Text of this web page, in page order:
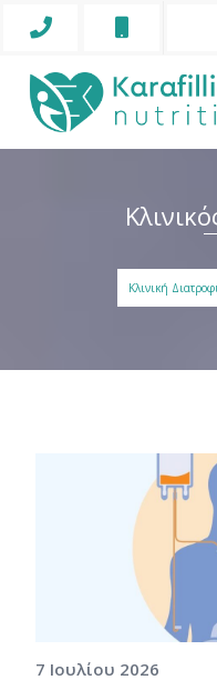
Phone
Κλινική
7 Ιουλίου 2026